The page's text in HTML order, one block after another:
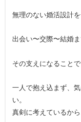
無理のない婚活設計
出会い〜交際〜結婚
その支えになることで
一人で抱え込まず、
い。
真剣に考えているか